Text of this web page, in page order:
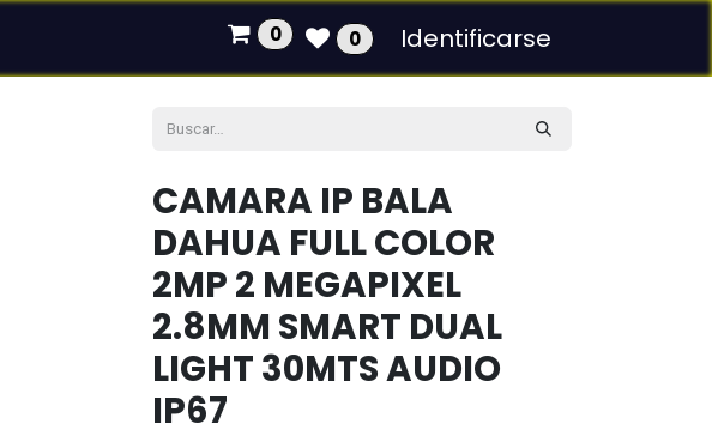
0 0 Identificarse
CAMARA IP BALA
DAHUA FULL COLOR
2MP 2 MEGAPIXEL
2.8MM SMART DUAL
LIGHT 30MTS AUDIO
IP67